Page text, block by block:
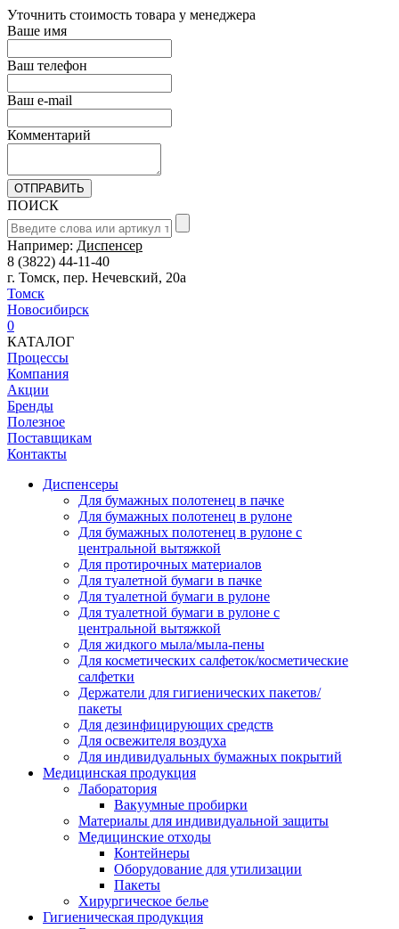
Уточнить стоимость товара у менеджера
Ваше имя
Ваш телефон
Ваш e-mail
Комментарий
ПОИСК
Например: Диспенсер
8 (3822) 44-11-40
г. Томск, пер. Нечевский, 20а
Томск
Новосибирск
0
КАТАЛОГ
Процессы
Компания
Акции
Бренды
Полезное
Поставщикам
Контакты
Диспенсеры
Для бумажных полотенец в пачке
Для бумажных полотенец в рулоне
Для бумажных полотенец в рулоне с
центральной вытяжкой
Для протирочных материалов
Для туалетной бумаги в пачке
Для туалетной бумаги в рулоне
Для туалетной бумаги в рулоне с
центральной вытяжкой
Для жидкого мыла/мыла-пены
Для косметических салфеток/косметические
салфетки
Держатели для гигиенических пакетов/
пакеты
Для дезинфицирующих средств
Для освежителя воздуха
Для индивидуальных бумажных покрытий
Медицинская продукция
Лаборатория
Вакуумные пробирки
Материалы для индивидуальной защиты
Медицинские отходы
Контейнеры
Оборудование для утилизации
Пакеты
Хирургическое белье
Гигиеническая продукция